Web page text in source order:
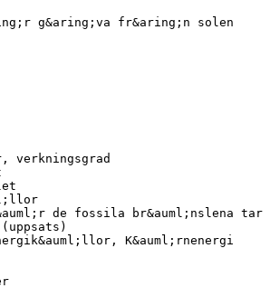
g&aring;va fr&aring;n solen
verkningsgrad
de fossila br&auml;nslena tar
K&auml;rnenergi